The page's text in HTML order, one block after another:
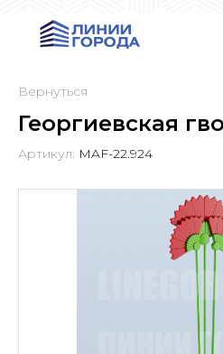
Вернуться
Георгиевская
Артикул: MAF-22.924